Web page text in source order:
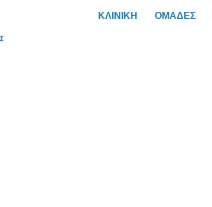
ΚΛΙΝΙΚΗ ΟΜΑΔΕΣ